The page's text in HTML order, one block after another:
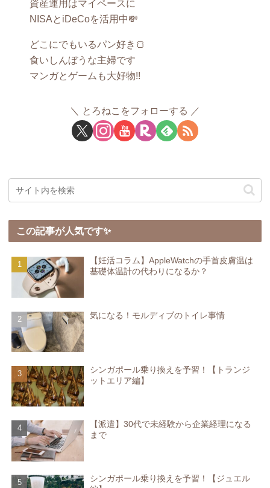
資産運用はマイペースに
NISAとiDeCoを活用中💸
どこにでもいるパン好き🍞
食いしんぼうな主婦です
マンガとゲームも大好物!!
とろねこをフォローする
この記事が人気です✨
【妊活コラム】AppleWatchの手首皮膚温は
基礎体温計の代わりになるか？
気になる！モルディブのトイレ事情
シンガポール乗り換えを予習！【トランジ
ットエリア編】
【派遣】30代で未経験から企業経理になる
まで
シンガポール乗り換えを予習！【ジュエル